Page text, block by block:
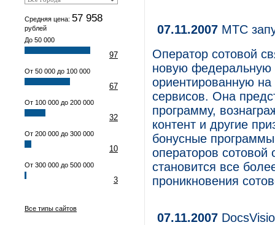
Средняя цена: 57 958
рублей
До 50 000
97
От 50 000 до 100 000
67
От 100 000 до 200 000
32
От 200 000 до 300 000
10
От 300 000 до 500 000
3
Все типы сайтов
07.11.2007 МТС
Оператор сотовой
новую федеральную
ориентированную
сервисов. Она
программу,
контент и другие
бонусные
операторов сотовой
становится все
проникновения
07.11.2007